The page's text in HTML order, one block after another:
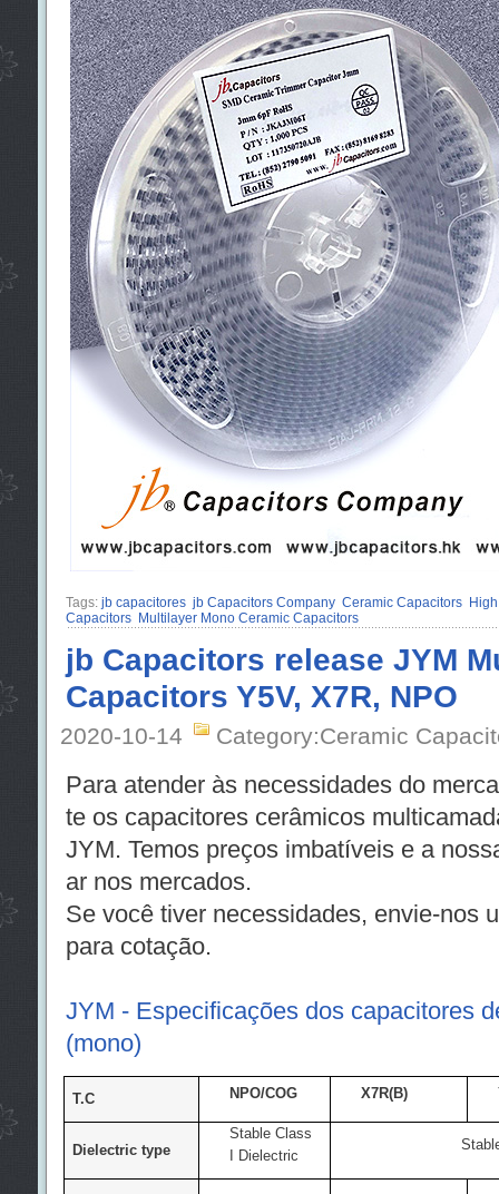
Tags: jb capacitores jb Capacitors Company Ceramic Capacitors
Capacitors
Multilayer Mono Ceramic Capacitors
jb Capacitors release JYM
Capacitors Y5V, X7R, NPO
2020-10-14 Category:Ceramic
Para atender às necessidades do
te os capacitores cerâmicos
JYM. Temos preços imbatíveis e a
ar nos mercados.
Se você tiver necessidades, envie-nos
para cotação.
JYM - Especificações dos capacitores
(mono)
T.C NPO/COG X7R(B)
Dielectric type
Stable Class
I Dielectric